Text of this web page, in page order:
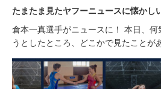
たまたま見たヤフーニュースに懐かし
倉本一真選手がニュースに！ 本日、何
うとしたところ、どこかで見たことが